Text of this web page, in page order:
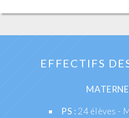
EFFECTIFS
PS : 24 élèves -